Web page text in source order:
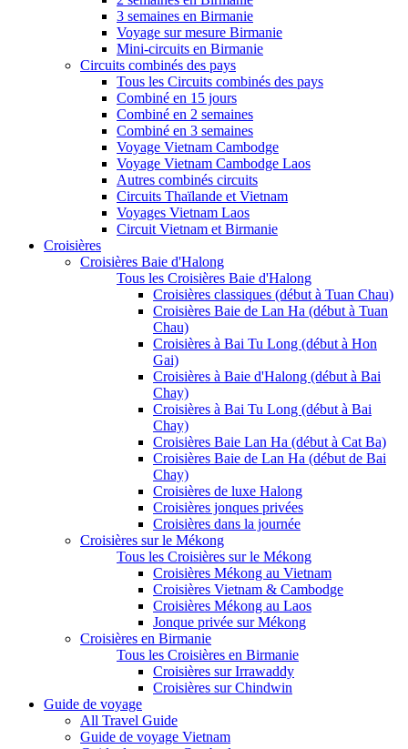
3 semaines en Birmanie
Voyage sur mesure Birmanie
Mini-circuits en Birmanie
Circuits combinés des pays
Tous les Circuits combinés des pays
Combiné en 15 jours
Combiné en 2 semaines
Combiné en 3 semaines
Voyage Vietnam Cambodge
Voyage Vietnam Cambodge Laos
Autres combinés circuits
Circuits Thaïlande et Vietnam
Voyages Vietnam Laos
Circuit Vietnam et Birmanie
Croisières
Croisières Baie d'Halong
Tous les Croisières Baie d'Halong
Croisières classiques (début à Tuan Chau)
Croisières Baie de Lan Ha (début à Tuan
Chau)
Croisières à Bai Tu Long (début à Hon
Gai)
Croisières à Baie d'Halong (début à Bai
Chay)
Croisières à Bai Tu Long (début à Bai
Chay)
Croisières Baie Lan Ha (début à Cat Ba)
Croisières Baie de Lan Ha (début de Bai
Chay)
Croisières de luxe Halong
Croisières jonques privées
Croisières dans la journée
Croisières sur le Mékong
Tous les Croisières sur le Mékong
Croisières Mékong au Vietnam
Croisières Vietnam & Cambodge
Croisières Mékong au Laos
Jonque privée sur Mékong
Croisières en Birmanie
Tous les Croisières en Birmanie
Croisières sur Irrawaddy
Croisières sur Chindwin
Guide de voyage
All Travel Guide
Guide de voyage Vietnam